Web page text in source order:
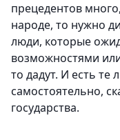
прецедентов
народе, то нужно
люди, которые
возможностями
то дадут. И есть
самостоятельно,
государства.